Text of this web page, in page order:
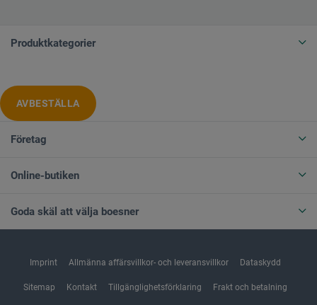
Produktkategorier
AVBESTÄLLA
Företag
Online-butiken
Goda skäl att välja boesner
Imprint Allmänna affärsvillkor- och leveransvillkor Dataskydd
Sitemap Kontakt Tillgänglighetsförklaring Frakt och betalning